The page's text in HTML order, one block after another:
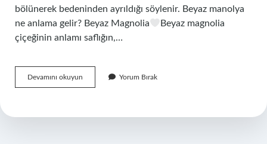
bölünerek bedeninden ayrıldığı söylenir. Beyaz manolya
ne anlama gelir? Beyaz Magnolia
Beyaz magnolia
çiçeğinin anlamı saflığın,…
Devamını okuyun Manolya
Ağacı
Eder
Yorum Bırak